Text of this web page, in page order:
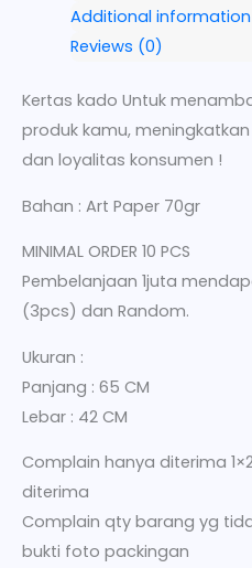
Additional information
Reviews (0)
Kertas kado Untuk
produk kamu,
dan loyalitas konsumen !
Bahan : Art Paper 70gr
MINIMAL ORDER 10 PCS
Pembelanjaan 1juta
(3pcs) dan Random.
Ukuran :
Panjang : 65 CM
Lebar : 42 CM
Complain hanya diterima
diterima
Complain qty barang yg
bukti foto packingan